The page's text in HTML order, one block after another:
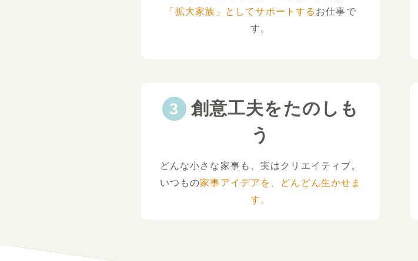
「拡大家族」としてサポートする お仕事で
す。
創意工夫をたのしも
う
どんな小さな家事も、実はクリエイティブ。
いつもの家事アイデアを、どんどん生かせま
す。